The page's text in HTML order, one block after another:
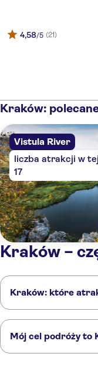
Balthazar
Vienna
Dom Polonii
Maly Krakow
Best
Hotel
Amber
Krakow Attic
Leone
1891 Garni
4,58/5 (21)
Kraków:
Vistula River
liczba atrakcji w
17
Kraków –
Kraków: które
Vistula River Krakow
Mój cel podróży to